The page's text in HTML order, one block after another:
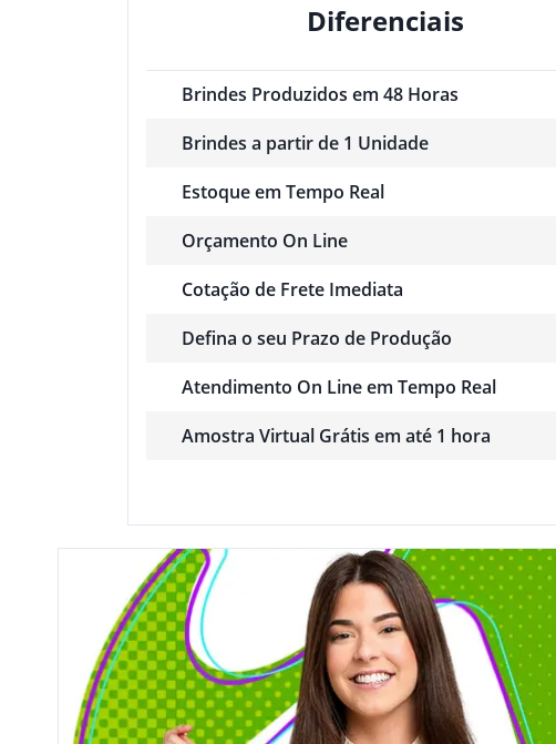
Diferenciais
Brindes Produzidos em 48 Horas
Brindes a partir de 1 Unidade
Estoque em Tempo Real
Orçamento On Line
Cotação de Frete Imediata
Defina o seu Prazo de Produção
Atendimento On Line em Tempo Real
Amostra Virtual Grátis em até 1 hora